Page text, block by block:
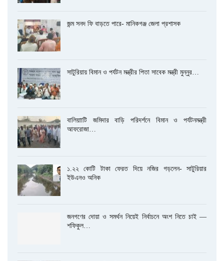
জন্ম সনদ ফি বাড়তে পারে- মানিকগঞ্জ জেলা প্রশাসক
সাটুরিয়ায় বিমান ও পর্যটন মন্ত্রীর পিতা সাবেক মন্ত্রী মুন্নুর…
বালিয়াাটি জমিদার বাড়ি পরিদর্শনে বিমান ও পর্যটনমন্ত্রী
আফরোজা…
১.২২ কোটি টাকা ফেরত দিয়ে নজির গড়লেন- সাটুরিয়ার
ইউএনও অনিক
জনগণের দোয়া ও সমর্থন নিয়েই নির্বাচনে অংশ নিতে চাই —
শফিকুল…